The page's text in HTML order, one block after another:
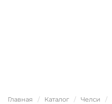
Главная / Каталог / Челси /